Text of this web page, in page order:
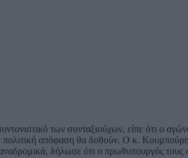
των συνταξιούχων, είπε ότι ο
πολιτική απόφαση θα δοθούν. Ο κ.
δήλωσε ότι ο πρωθυπουργός τους